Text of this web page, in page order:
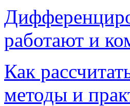
работают и
Как
методы и